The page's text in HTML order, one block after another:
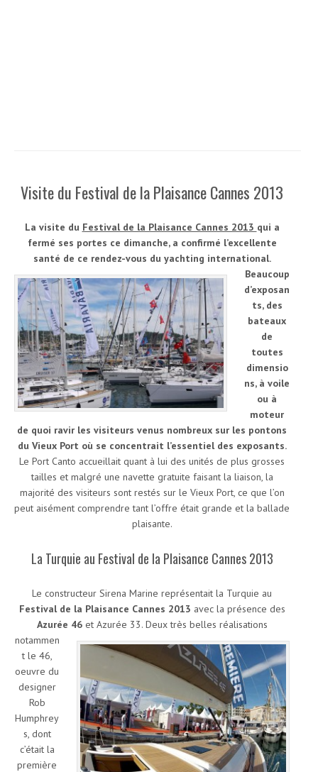
Visite du Festival de la Plaisance Cannes 2013
La visite du Festival de la Plaisance Cannes 2013 qui a
fermé ses portes ce dimanche, a confirmé l’excellente
santé de ce rendez-vous du yachting international.
Beaucoup
d’exposan
ts, des
bateaux
de
toutes
dimensio
ns, à voile
ou à
moteur
de quoi ravir les visiteurs venus nombreux sur les pontons
du Vieux Port où se concentrait l’essentiel des exposants.
Le Port Canto accueillait quant à lui des unités de plus grosses
tailles et malgré une navette gratuite faisant la liaison, la
majorité des visiteurs sont restés sur le Vieux Port, ce que l’on
peut aisément comprendre tant l’offre était grande et la ballade
plaisante.
La Turquie au Festival de la Plaisance Cannes 2013
Le constructeur Sirena Marine représentait la Turquie au
Festival de la Plaisance Cannes 2013 avec la présence des
Azurée 46et Azurée 33. Deux très belles réalisations
notammen
t le 46,
oeuvre du
designer
Rob
Humphrey
s, dont
c’était la
première